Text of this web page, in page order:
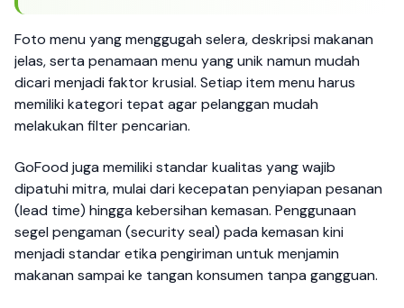
Foto menu yang menggugah selera, deskripsi makanan
jelas, serta penamaan menu yang unik namun mudah
dicari menjadi faktor krusial. Setiap item menu harus
memiliki kategori tepat agar pelanggan mudah
melakukan filter pencarian.
GoFood juga memiliki standar kualitas yang wajib
dipatuhi mitra, mulai dari kecepatan penyiapan pesanan
(lead time) hingga kebersihan kemasan. Penggunaan
segel pengaman (security seal) pada kemasan kini
menjadi standar etika pengiriman untuk menjamin
makanan sampai ke tangan konsumen tanpa gangguan.